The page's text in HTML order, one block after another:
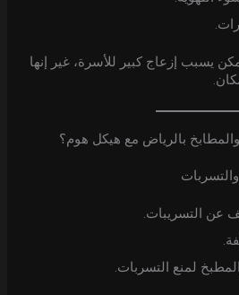
يسبب إزعاج كبير للأسرة، غير إنها
بالرياض مع هيكل هوم؟
عن التسريبات.
لمنع التسربات.